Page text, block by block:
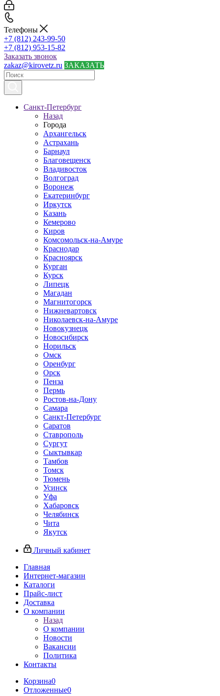
Телефоны
+7 (812) 243-99-50
+7 (812) 953-15-82
Заказать звонок
zakaz@kirovetz.ru ЗАКАЗАТЬ
Санкт-Петербург
Назад
Города
Архангельск
Астрахань
Барнаул
Благовещенск
Владивосток
Волгоград
Воронеж
Екатеринбург
Иркутск
Казань
Кемерово
Киров
Комсомольск-на-Амуре
Краснодар
Красноярск
Курган
Курск
Липецк
Магадан
Магнитогорск
Нижневартовск
Николаевск-на-Амуре
Новокузнецк
Новосибирск
Норильск
Омск
Оренбург
Орск
Пенза
Пермь
Ростов-на-Дону
Самара
Санкт-Петербург
Саратов
Ставрополь
Сургут
Сыктывкар
Тамбов
Томск
Тюмень
Усинск
Уфа
Хабаровск
Челябинск
Чита
Якутск
Личный кабинет
Главная
Интернет-магазин
Каталоги
Прайс-лист
Доставка
О компании
Назад
О компании
Новости
Вакансии
Политика
Контакты
Корзина0
Отложенные0